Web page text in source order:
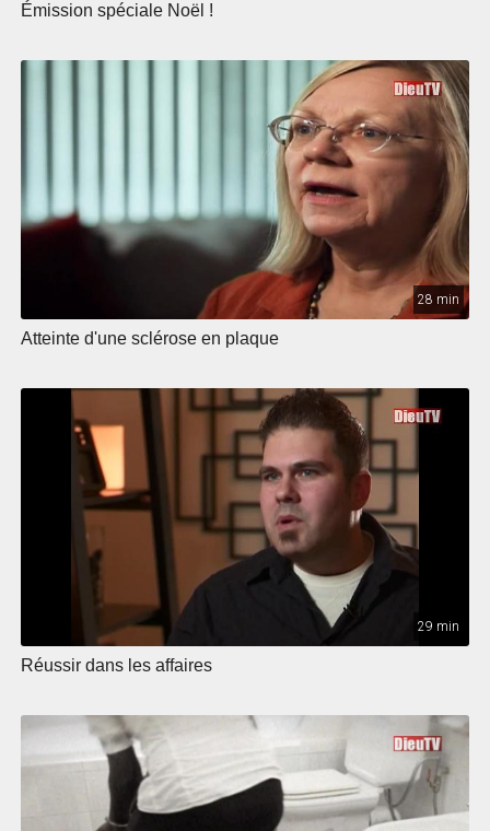
Émission spéciale Noël !
28 min
Atteinte d'une sclérose en plaque
29 min
Réussir dans les affaires